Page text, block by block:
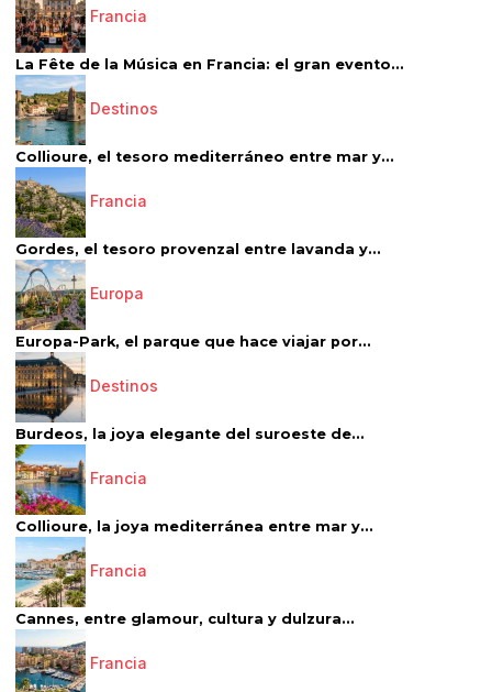
Francia
La Fête de la Música en Francia: el gran evento...
Destinos
Collioure, el tesoro mediterráneo entre mar y...
Francia
Gordes, el tesoro provenzal entre lavanda y...
Europa
Europa-Park, el parque que hace viajar por...
Destinos
Burdeos, la joya elegante del suroeste de...
Francia
Collioure, la joya mediterránea entre mar y...
Francia
Cannes, entre glamour, cultura y dulzura...
Francia